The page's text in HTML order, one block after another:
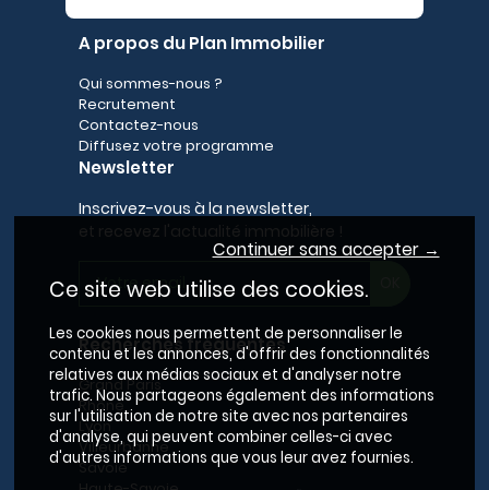
A propos du Plan Immobilier
Qui sommes-nous ?
Recrutement
Contactez-nous
Diffusez votre programme
Newsletter
Inscrivez-vous à la newsletter,
Recherches fréquentes
Grand Paris
Rhône
Lyon
Villeurbanne
Savoie
Continuer sans accepter →
Ce site web utilise des cookies.
Les cookies nous permettent de personnaliser le
contenu et les annonces, d'offrir des fonctionnalités
relatives aux médias sociaux et d'analyser notre
trafic. Nous partageons également des informations
sur l'utilisation de notre site avec nos partenaires
d'analyse, qui peuvent combiner celles-ci avec
d'autres informations que vous leur avez fournies.